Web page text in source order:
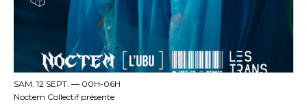
SAM. 12 SEPT. — 00H-06H
Noctem Collectif présente